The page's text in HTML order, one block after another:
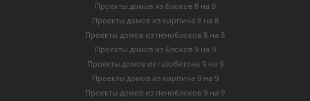
Проекты домов из блоков 8 на 8
Проекты домов из кирпича 8 на 8
Проекты домов из пеноблоков 8 на 8
Проекты домов из блоков 9 на 9
Проекты домов из газобетона 9 на 9
Проекты домов из кирпича 9 на 9
Проекты домов из пеноблоков 9 на 9